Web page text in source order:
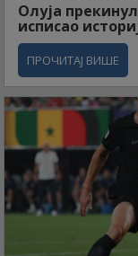
Олуја
исписао
ПРОЧИТАЈ ВИШЕ